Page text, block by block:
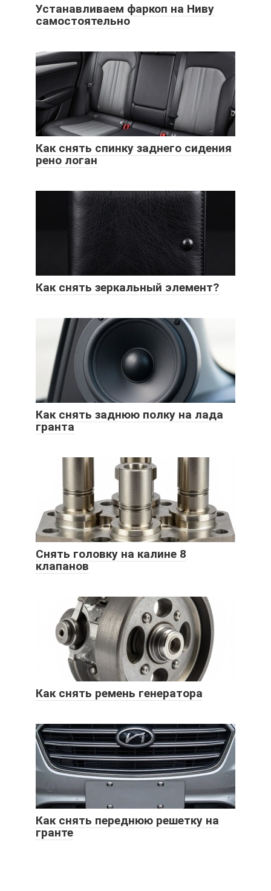
Устанавливаем фаркоп на Ниву
самостоятельно
Как снять спинку заднего сидения
рено логан
Как снять зеркальный элемент?
Как снять заднюю полку на лада
гранта
Снять головку на калине 8
клапанов
Как снять ремень генератора
Как снять переднюю решетку на
гранте